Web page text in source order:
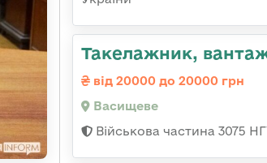
Такелажник,
від 20000 до 20000 грн
Васищеве
Військова частина 3075